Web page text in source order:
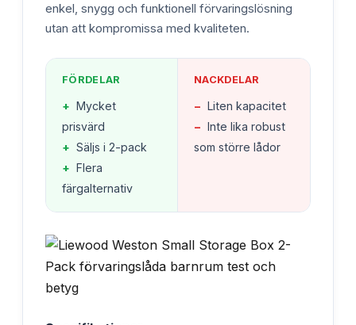
enkel, snygg och funktionell förvaringslösning
utan att kompromissa med kvaliteten.
FÖRDELAR
+ Mycket
prisvärd
+ Säljs i 2-pack
+ Flera
färgalternativ
NACKDELAR
− Liten kapacitet
− Inte lika robust
som större lådor